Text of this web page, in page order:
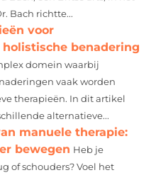
Bach richtte...
voor
benadering
domein waarbij
vaak worden
therapieën. In dit artikel
alternatieve...
manuele therapie:
bewegen Heb je
of schouders? Voel het